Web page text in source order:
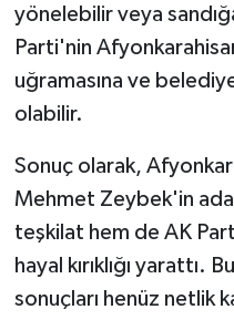
yönelebilir veya
Parti'nin
uğramasına ve
olabilir.
Sonuç olarak,
Mehmet Zeybek'in
teşkilat hem de AK
hayal kırıklığı yarattı.
sonuçları henüz netlik